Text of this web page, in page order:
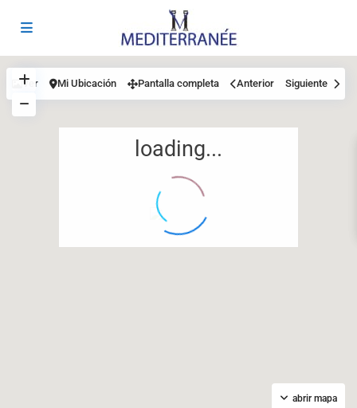
12
loading...
abrir mapa
Ver Mi Ubicación Pantalla completa Anterior Siguiente